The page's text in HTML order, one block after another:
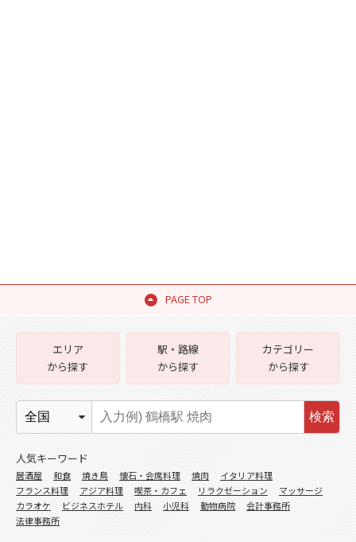
PAGE TOP
エリア
から探す
駅・路線
から探す
カテゴリー
から探す
検索
人気キーワード
居酒屋 和食 焼き鳥 懐石・会席料理 焼肉
イタリア料理
フランス料理
アジア料理 喫茶・カフェ リラクゼーション
マッサージ
カラオケ
ビジネスホテル 内科 小児科 動物病院
会計事務所
法律事務所